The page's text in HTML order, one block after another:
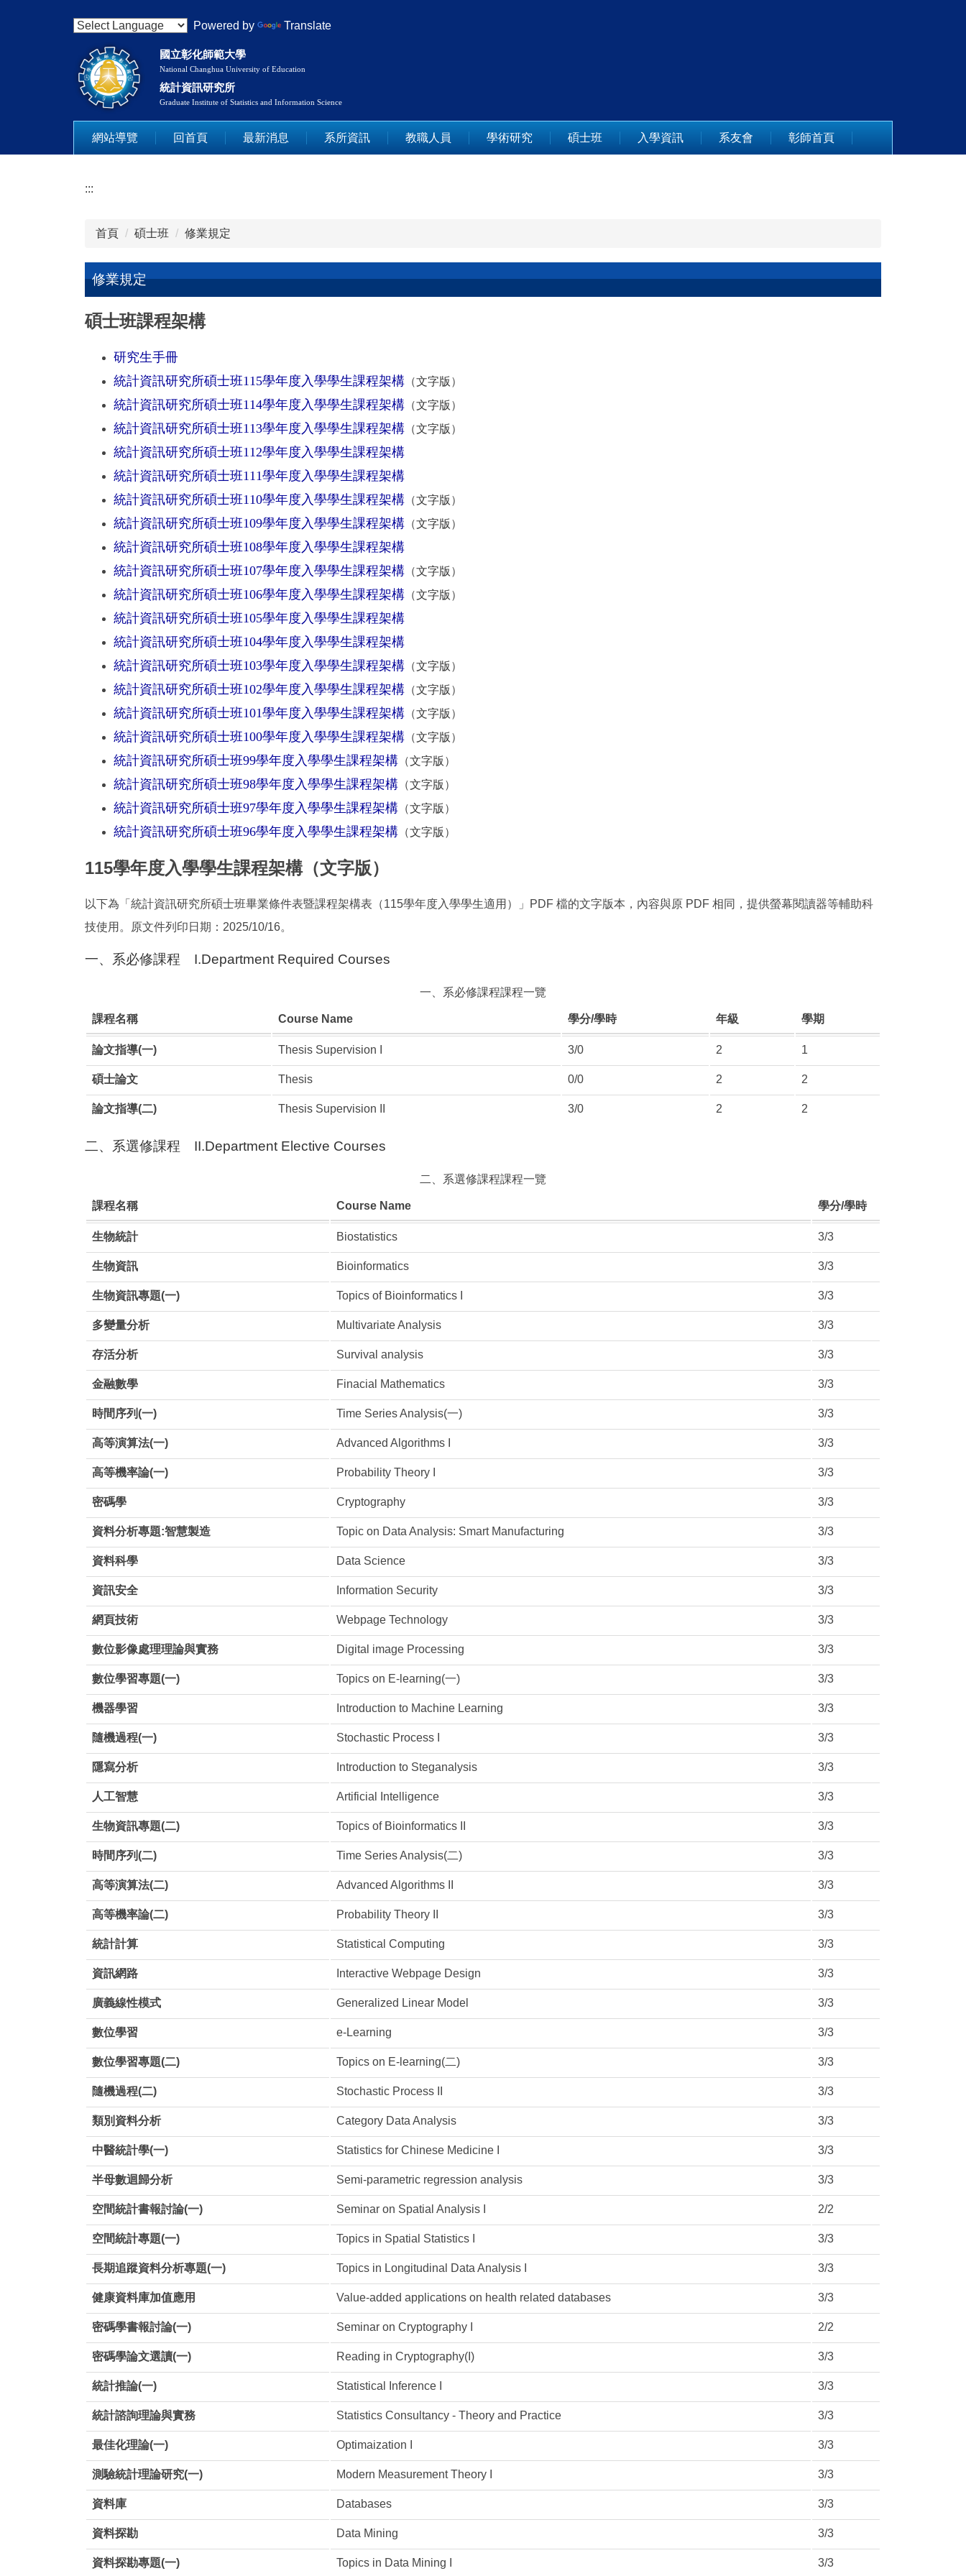
Powered by Translate
國立彰化師範大學
National Changhua University of Education
統計資訊研究所
Graduate Institute of Statistics and Information Science
網站導覽 回首頁 最新消息 系所資訊 教職人員 學術研究 碩士班 入學資訊 系友會 彰師首頁
:::
首頁 碩士班 修業規定
修業規定
修業規定
碩士班課程架構
研究生手冊
統計資訊研究所碩士班115學年度入學學生課程架構 （文字版 ）
統計資訊研究所碩士班114學年度入學學生課程架構 （文字版 ）
統計資訊研究所碩士班113學年度入學學生課程架構 （文字版 ）
統計資訊研究所碩士班112學年度入學學生課程架構
統計資訊研究所碩士班111學年度入學學生課程架構
統計資訊研究所碩士班110學年度入學學生課程架構 （文字版 ）
統計資訊研究所碩士班109學年度入學學生課程架構 （文字版 ）
統計資訊研究所碩士班108學年度入學學生課程架構
統計資訊研究所碩士班107學年度入學學生課程架構 （文字版 ）
統計資訊研究所碩士班106學年度入學學生課程架構 （文字版 ）
統計資訊研究所碩士班105學年度入學學生課程架構
統計資訊研究所碩士班104學年度入學學生課程架構
統計資訊研究所碩士班103學年度入學學生課程架構 （文字版 ）
統計資訊研究所碩士班102學年度入學學生課程架構 （文字版 ）
統計資訊研究所碩士班101學年度入學學生課程架構 （文字版 ）
統計資訊研究所碩士班100學年度入學學生課程架構 （文字版 ）
統計資訊研究所碩士班99學年度入學學生課程架構 （文字版 ）
統計資訊研究所碩士班98學年度入學學生課程架構 （文字版 ）
統計資訊研究所碩士班97學年度入學學生課程架構 （文字版 ）
統計資訊研究所碩士班96學年度入學學生課程架構 （文字版 ）
115學年度入學學生課程架構（文字版）
以下為「統計資訊研究所碩士班畢業條件表暨課程架構表（115學年度入學學生適用）」PDF 檔的文字版本，內容與原 PDF 相同，提供螢幕閱讀器等輔助科
技使用。原文件列印日期：2025/10/16。
一、系必修課程 I.Department Required Courses
一、系必修課程課程一覽
課程名稱 Course Name 學分/學時 年級 學期
論文指導(一) Thesis Supervision I 3/0 2 1
碩士論文 Thesis 0/0 2 2
論文指導(二) Thesis Supervision II 3/0 2 2
二、系選修課程 II.Department Elective Courses
二、系選修課程課程一覽
課程名稱 Course Name 學分/學時
生物統計 Biostatistics 3/3
生物資訊 Bioinformatics 3/3
生物資訊專題(一) Topics of Bioinformatics I 3/3
多變量分析 Multivariate Analysis 3/3
存活分析 Survival analysis 3/3
金融數學 Finacial Mathematics 3/3
時間序列(一) Time Series Analysis(一) 3/3
高等演算法(一) Advanced Algorithms I 3/3
高等機率論(一) Probability Theory I 3/3
密碼學 Cryptography 3/3
資料分析專題:智慧製造 Topic on Data Analysis: Smart Manufacturing 3/3
資料科學 Data Science 3/3
資訊安全 Information Security 3/3
網頁技術 Webpage Technology 3/3
數位影像處理理論與實務 Digital image Processing 3/3
數位學習專題(一) Topics on E-learning(一) 3/3
機器學習 Introduction to Machine Learning 3/3
隨機過程(一) Stochastic Process I 3/3
隱寫分析 Introduction to Steganalysis 3/3
人工智慧 Artificial Intelligence 3/3
生物資訊專題(二) Topics of Bioinformatics II 3/3
時間序列(二) Time Series Analysis(二) 3/3
高等演算法(二) Advanced Algorithms II 3/3
高等機率論(二) Probability Theory II 3/3
統計計算 Statistical Computing 3/3
資訊網路 Interactive Webpage Design 3/3
廣義線性模式 Generalized Linear Model 3/3
數位學習 e-Learning 3/3
數位學習專題(二) Topics on E-learning(二) 3/3
隨機過程(二) Stochastic Process II 3/3
類別資料分析 Category Data Analysis 3/3
中醫統計學(一) Statistics for Chinese Medicine I 3/3
半母數迴歸分析 Semi-parametric regression analysis 3/3
空間統計書報討論(一) Seminar on Spatial Analysis I 2/2
空間統計專題(一) Topics in Spatial Statistics I 3/3
⻑期追蹤資料分析專題(一) Topics in Longitudinal Data Analysis I 3/3
健康資料庫加值應用 Value-added applications on health related databases 3/3
密碼學書報討論(一) Seminar on Cryptography I 2/2
密碼學論文選讀(一) Reading in Cryptography(I) 3/3
統計推論(一) Statistical Inference I 3/3
統計諮詢理論與實務 Statistics Consultancy - Theory and Practice 3/3
最佳化理論(一) Optimaization I 3/3
測驗統計理論研究(一) Modern Measurement Theory I 3/3
資料庫 Databases 3/3
資料探勘 Data Mining 3/3
資料探勘專題(一) Topics in Data Mining I 3/3